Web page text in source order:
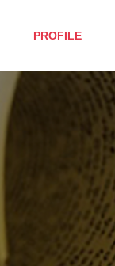
PROFILE
し た。